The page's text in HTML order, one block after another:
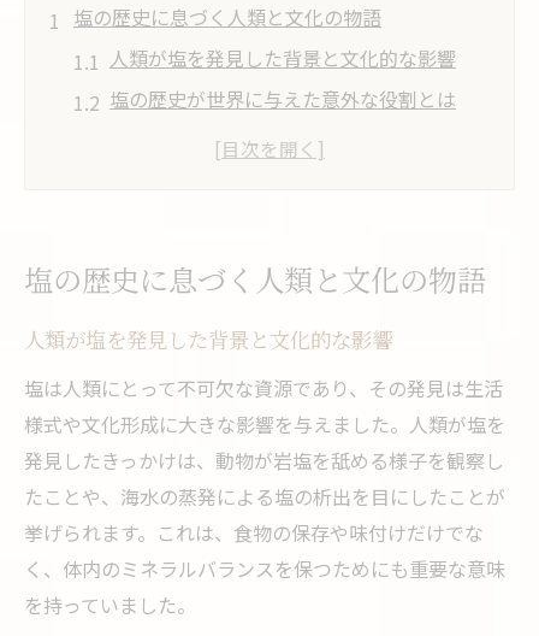
塩の歴史に息づく人類と文化の物語
人類が塩を発見した背景と文化的な影響
塩の歴史が世界に与えた意外な役割とは
塩がない時代の生活と人々の知恵に学ぶ
日本で塩づくりが困難だった理由を探る
日本で塩が作れなかった地理的な理由を解
説
塩田が発展しにくかった気候と制度の背景
塩の歴史から見る日本独自の製塩技術の工
夫
塩田制度が禁止された経緯とその社会的要
因
塩が貴重だった時代の生活や流通事情
古代から現代へ続く塩文化の変遷とは
塩の歴史に息づく人類と文化の物語
人類が塩を発見した背景と文化的な影響
塩は人類にとって不可欠な資源であり、その発見は生活
様式や文化形成に大きな影響を与えました。人類が塩を
発見したきっかけは、動物が岩塩を舐める様子を観察し
たことや、海水の蒸発による塩の析出を目にしたことが
挙げられます。これは、食物の保存や味付けだけでな
く、体内のミネラルバランスを保つためにも重要な意味
を持っていました。